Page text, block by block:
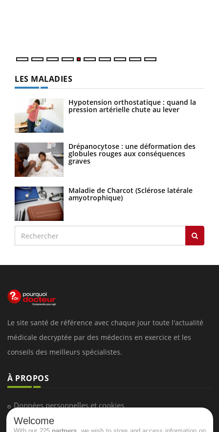
LES MALADIES
Hypotension orthostatique : quand la
pression artérielle chute au lever
Drépanocytose : une déformation des
globules rouges aux conséquences
graves
Maladie de Charcot (Sclérose latérale
amyotrophique)
Le site santé de référence avec chaque jour toute l'actualité
médicale decryptée par des médecins en exercice et les
conseils des meilleurs spécialistes.
À PROPOS
Données personnelles et cookies
Qui sommes-nous
Welcome
With our 225 partners , we wish to store and access information on